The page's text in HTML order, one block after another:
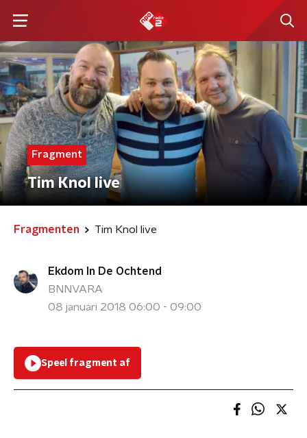
Fragment
Tim Knol live
Fragmenten Tim Knol live
Ekdom In De Ochtend
BNNVARA
08 januari 2018 06:00 - 09:00
Speel fragment af